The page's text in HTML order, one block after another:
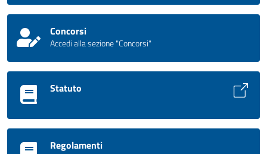
Concorsi
Accedi alla sezione "Concorsi"
Statuto
Regolamenti